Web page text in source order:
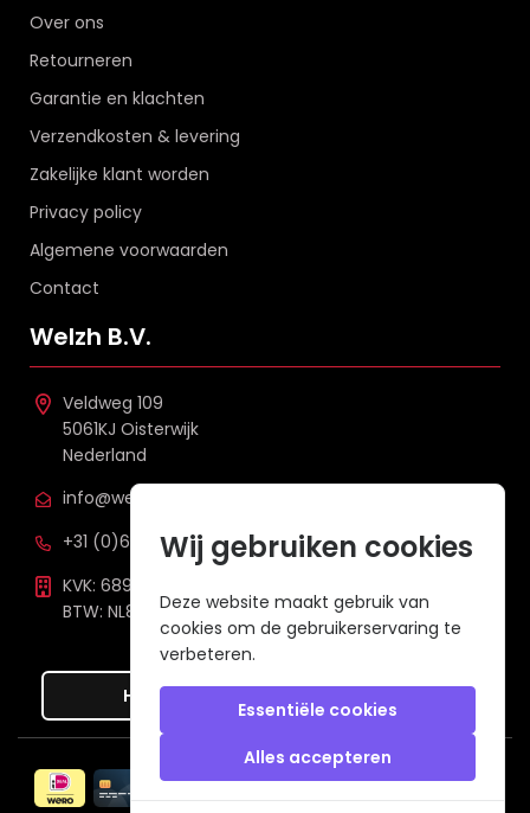
Over ons
Retourneren
Garantie en klachten
Verzendkosten & levering
Zakelijke klant worden
Privacy policy
Algemene voorwaarden
Contact
Welzh B.V.
Veldweg 109
5061KJ Oisterwijk
Nederland
info@welzh.nl
+31 (0)6 26 51 83 20
KVK: 68977387
BTW: NL857672988B01
Hier de overeenkomst ontbinden
Veilig betalen met
Wij gebruiken cookies
Deze website maakt gebruik van
cookies om de gebruikerservaring te
verbeteren.
Essentiële cookies
Alles accepteren